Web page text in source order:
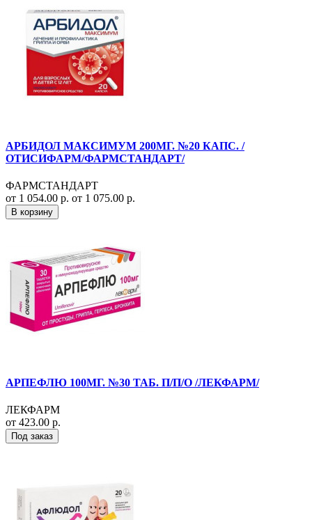
АРБИДОЛ МАКСИМУМ 200МГ. №20 КАПС. /
ОТИСИФАРМ/ФАРМСТАНДАРТ/
ФАРМСТАНДАРТ
от 1 054.00 р. от 1 075.00 р.
В корзину
АРПЕФЛЮ 100МГ. №30 ТАБ. П/П/О /ЛЕКФАРМ/
ЛЕКФАРМ
от 423.00 р.
Под заказ